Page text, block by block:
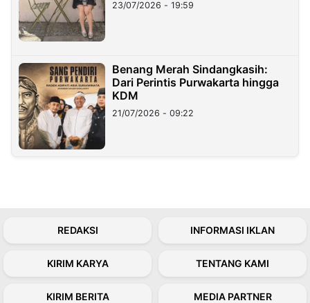
23/07/2026 - 19:59
Benang Merah Sindangkasih:
Dari Perintis Purwakarta hingga
KDM
21/07/2026 - 09:22
REDAKSI INFORMASI IKLAN
KIRIM KARYA TENTANG KAMI
KIRIM BERITA MEDIA PARTNER